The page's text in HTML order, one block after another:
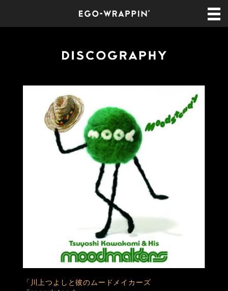
「川上つよしと彼のムードメイカーズ